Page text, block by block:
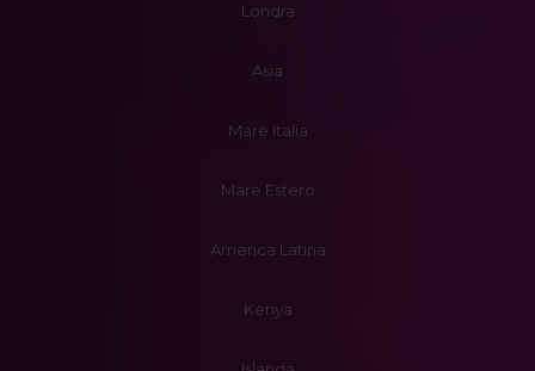
Londra
Asia
Mare Italia
Mare Estero
America Latina
Kenya